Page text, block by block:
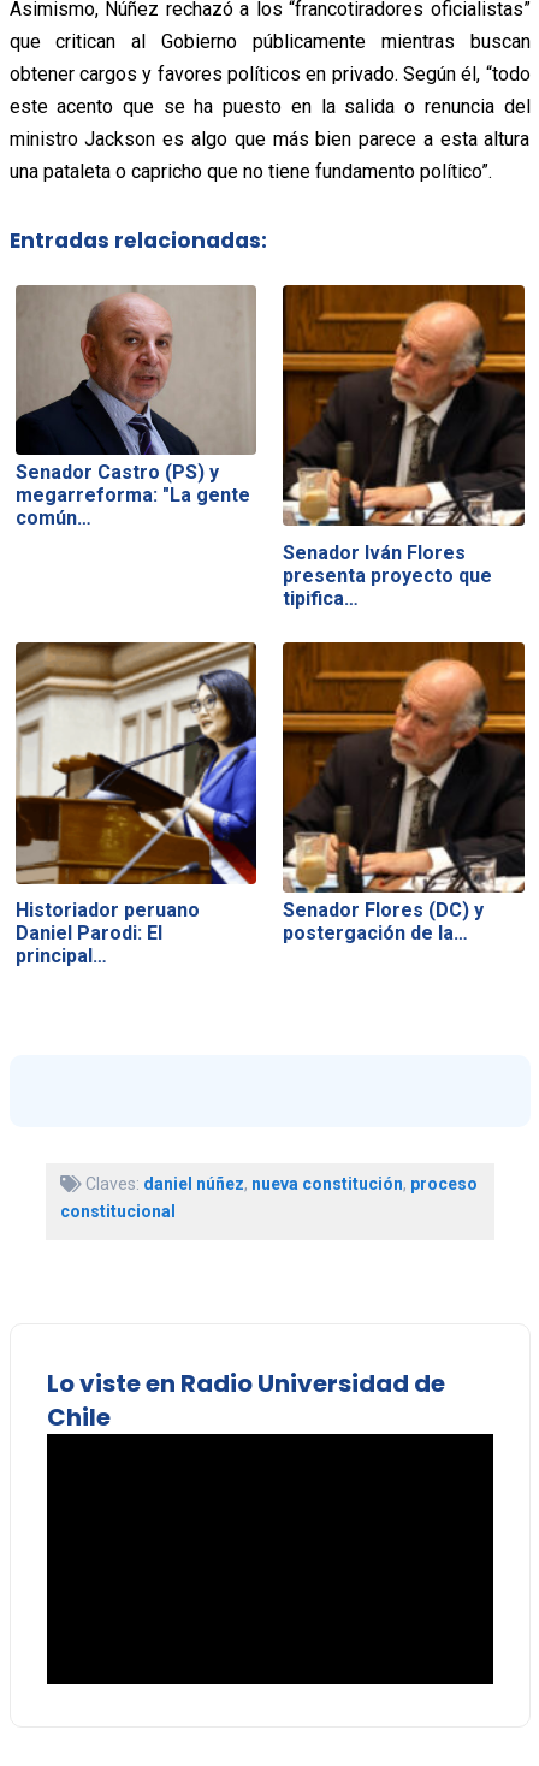
Asimismo, Núñez rechazó a los “francotiradores oficialistas”
que critican al Gobierno públicamente mientras buscan
obtener cargos y favores políticos en privado. Según él, “todo
este acento que se ha puesto en la salida o renuncia del
ministro Jackson es algo que más bien parece a esta altura
una pataleta o capricho que no tiene fundamento político”.
Entradas relacionadas:
Senador Castro (PS) y
megarreforma: "La gente
común…
Senador Iván Flores
presenta proyecto que
tipifica…
Historiador peruano
Daniel Parodi: El
principal…
Senador Flores (DC) y
postergación de la…
Claves: daniel núñez, nueva constitución, proceso
constitucional
Lo viste en Radio Universidad de
Chile